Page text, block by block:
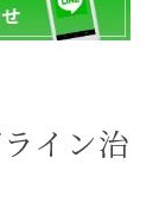
イン治